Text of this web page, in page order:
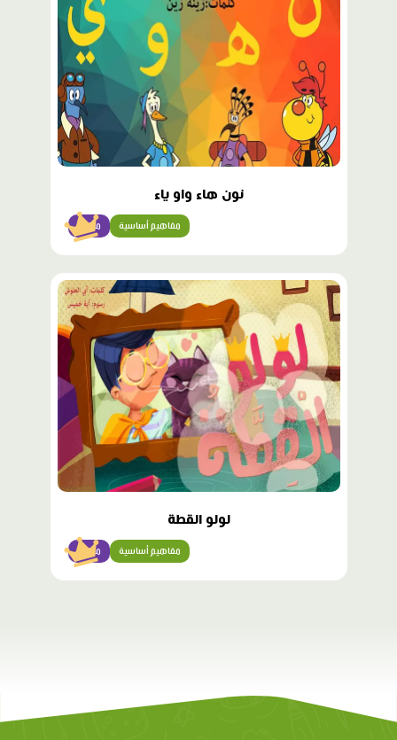
نون هاء واو ياء
مبتدئ مفاهيم أساسية
محتوى
مميّز
لولو القطة
مبتدئ مفاهيم أساسية